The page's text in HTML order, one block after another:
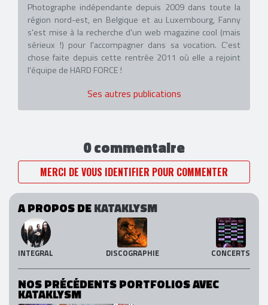
Photographe indépendante depuis 2009 dans toute la
région nord-est, en Belgique et au Luxembourg, Fanny
s'est mise à la recherche d'un web magazine cool (mais
sérieux !) pour l'accompagner dans sa vocation. C'est
chose faite depuis cette rentrée 2011 où elle a rejoint
l'équipe de HARD FORCE !
Ses autres publications
0 commentaire
MERCI DE VOUS IDENTIFIER POUR COMMENTER
A PROPOS DEKATAKLYSM
INTEGRAL DISCOGRAPHIE CONCERTS
NOS PRÉCÉDENTS PORTFOLIOS AVEC
KATAKLYSM